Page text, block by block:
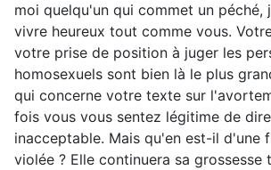
moi quelqu'un qui commet un péché,
vivre heureux tout comme vous.
votre prise de position à juger les
homosexuels sont bien là le plus
qui concerne votre texte sur
fois vous vous sentez légitime de
inacceptable. Mais qu'en est-il d'une
violée ? Elle continuera sa grossesse